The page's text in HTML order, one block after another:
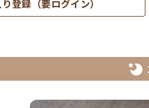
登録（要ログイン）